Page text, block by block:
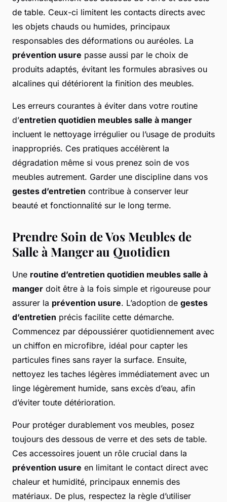
de table. Ceux-ci limitent les contacts directs avec
les objets chauds ou humides, principaux
responsables des déformations ou auréoles. La
prévention usure passe aussi par le choix de
produits adaptés, évitant les formules abrasives ou
alcalines qui détériorent la finition des meubles.
Les erreurs courantes à éviter dans votre routine
d’entretien quotidien meubles salle à manger
incluent le nettoyage irrégulier ou l’usage de produits
inappropriés. Ces pratiques accélèrent la
dégradation même si vous prenez soin de vos
meubles autrement. Garder une discipline dans vos
gestes d’entretien contribue à conserver leur
beauté et fonctionnalité sur le long terme.
Prendre Soin de Vos Meubles de
Salle à Manger au Quotidien
Une routine d’entretien quotidien meubles salle à
manger doit être à la fois simple et rigoureuse pour
assurer la prévention usure. L’adoption de gestes
d’entretien précis facilite cette démarche.
Commencez par dépoussiérer quotidiennement avec
un chiffon en microfibre, idéal pour capter les
particules fines sans rayer la surface. Ensuite,
nettoyez les taches légères immédiatement avec un
linge légèrement humide, sans excès d’eau, afin
d’éviter toute détérioration.
Pour protéger durablement vos meubles, posez
toujours des dessous de verre et des sets de table.
Ces accessoires jouent un rôle crucial dans la
prévention usure en limitant le contact direct avec
chaleur et humidité, principaux ennemis des
matériaux. De plus, respectez la règle d’utiliser